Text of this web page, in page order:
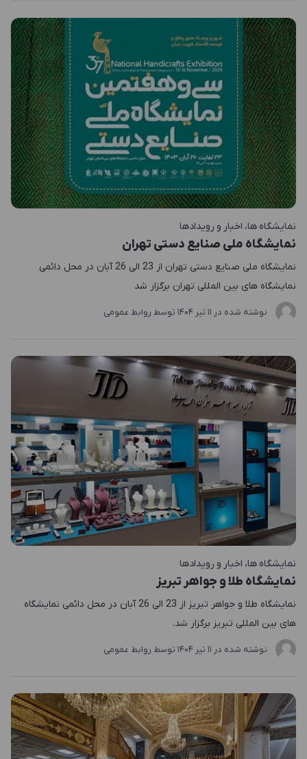
نمایشگاه ها اخبار و رویدادها
نمایشگاه ملی صنایع دستی تهران
نمایشگاه ملی صنایع دستی تهران از 23 الی 26 آبان در محل دائمی
نمایشگاه های بین المللی تهران برگزار شد
نوشته شده در 11 تير 1404 توسط روابط عمومی
نمایشگاه ها اخبار و رویدادها
نمایشگاه طلا و جواهر تبریز
نمایشگاه طلا و جواهر تبریز از 23 الی 26 آبان در محل دائمی نمایشگاه
های بین المللی تبریز برگزار شد.
نوشته شده در 11 تير 1404 توسط روابط عمومی